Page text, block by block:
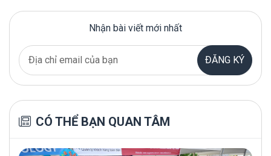
Nhận bài viết mới nhất
ĐĂNG KÝ
CÓ THỂ BẠN QUAN TÂM